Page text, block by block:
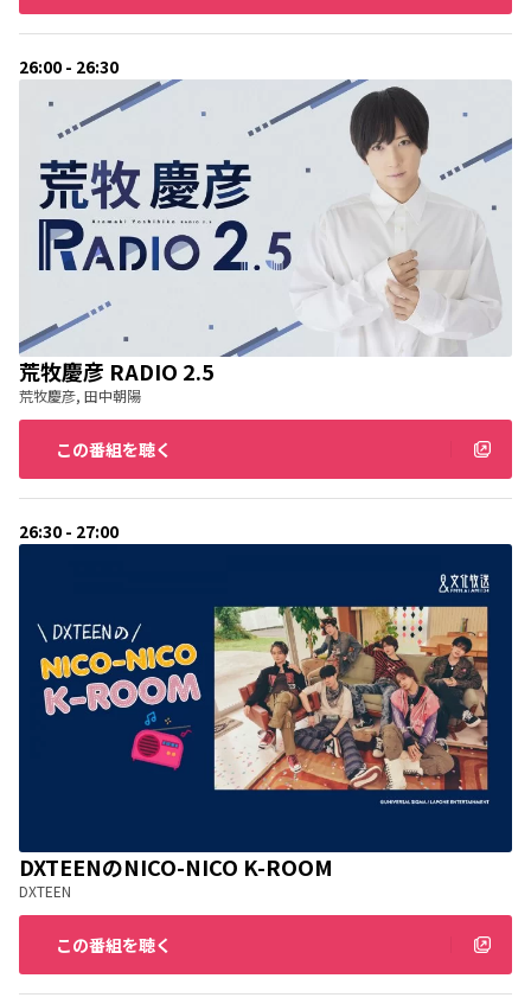
26:00 - 26:30
荒牧慶彦 RADIO 2.5
荒牧慶彦, 田中朝陽
この番組を聴く
26:30 - 27:00
DXTEENのNICO-NICO K-ROOM
DXTEEN
この番組を聴く